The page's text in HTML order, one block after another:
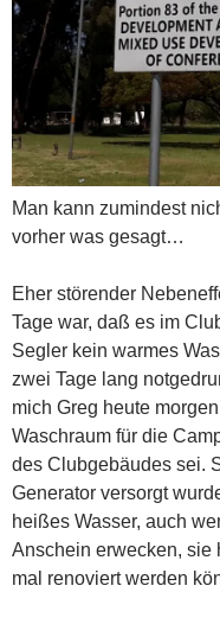
Man kann zumindest
vorher was gesagt…
Eher störender
Tage war, daß es im
Segler kein warmes
zwei Tage lang
mich Greg heute
Waschraum für die
des Clubgebäudes sei.
Generator versorgt
heißes Wasser, auch
Anschein erwecken, sie
mal renoviert werden